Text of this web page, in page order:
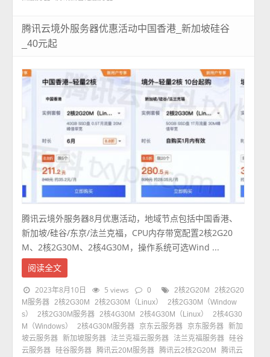
腾讯云境外服务器优惠活动中国香港_新加坡硅谷
_40元起
腾讯云境外服务器8月优惠活动，地域节点包括中国香港、
新加坡/硅谷/东京/法兰克福，CPU内存带宽配置2核2G20
M、2核2G30M、2核4G30M，操作系统可选Wind ...
阅读全文
2023年8月10日 5 views 0 2核2G20M
2核2G20
M服务器 2核2G30M 2核2G30M（Linux）
2核2G30M（Window
s）
2核2G30M服务器 2核4G30M 2核4G30M（Linux）
2核4G30
M（Windows）
2核4G30M服务器 京东云服务器 京东服务器 新加
坡云服务器 新加坡服务器 法兰克福云服务器 法兰克福服务器 硅谷
云服务器 硅谷服务器 腾讯云20M服务器 腾讯云2核2G20M
腾讯云